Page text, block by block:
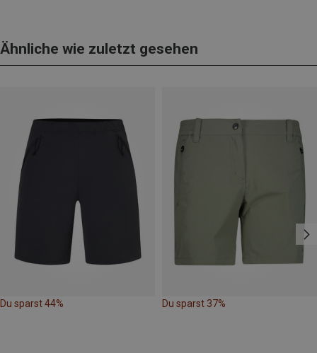
Ähnliche wie zuletzt gesehen
Du sparst 44% Du sparst 37%